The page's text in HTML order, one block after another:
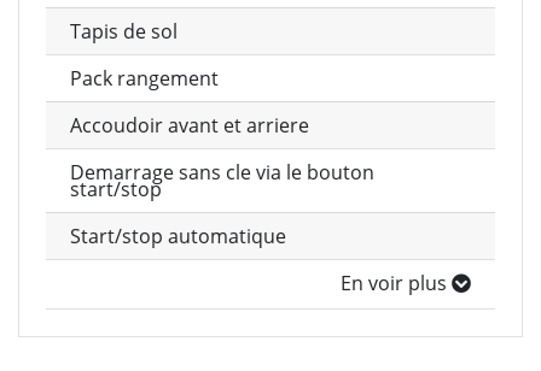
Tapis de sol
Pack rangement
Accoudoir avant et arriere
Demarrage sans cle via le bouton
start/stop
Start/stop automatique
En voir plus